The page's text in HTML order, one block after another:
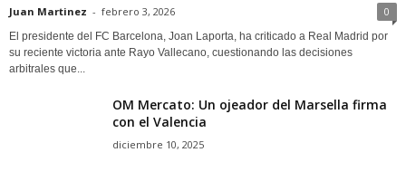
Juan Martinez - febrero 3, 2026 0
El presidente del FC Barcelona, Joan Laporta, ha criticado a Real Madrid por
su reciente victoria ante Rayo Vallecano, cuestionando las decisiones
arbitrales que...
OM Mercato: Un ojeador del Marsella firma
con el Valencia
diciembre 10, 2025